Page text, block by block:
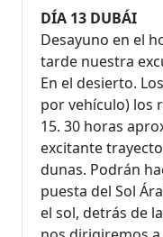
DÍA 13 DUBÁI
Desayuno en el
tarde nuestra
En el desierto.
por vehículo) los
15. 30 horas
excitante
dunas. Podrán
puesta del Sol
el sol, detrás de